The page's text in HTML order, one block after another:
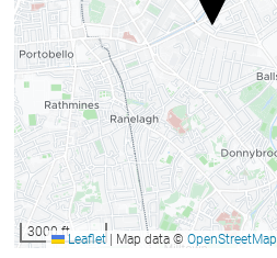
3000 ftLeaflet Map data © OpenStreetMap